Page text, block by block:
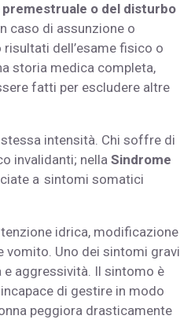
o del disturbo
caso di assunzione o
dell’esame fisico o
storia medica completa,
fatti per escludere altre
intensità. Chi soffre di
invalidanti; nella Sindrome
a sintomi somatici
idrica, modificazione
vomito. Uno dei sintomi gravi
e aggressività. Il sintomo è
di gestire in modo
peggiora drasticamente